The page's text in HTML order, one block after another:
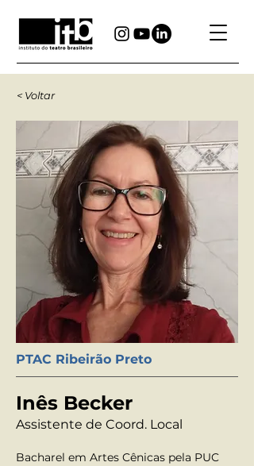
< Voltar
PTAC Ribeirão Preto
Inês Becker
Assistente de Coord. Local
Bacharel em Artes Cênicas pela PUC